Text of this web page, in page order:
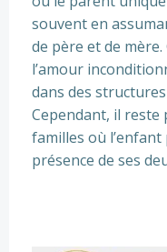
souvent en
de père et de
l’amour
dans des
Cependant, il
familles où l’enfant
présence de ses